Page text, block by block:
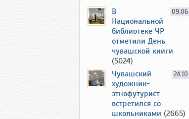
09.06
В
Национальной
библиотеке ЧР
отметили День
чувашской книги
(5024)
24.10
Чувашский
художник-
этнофутурист
встретился со
школьниками (2665)